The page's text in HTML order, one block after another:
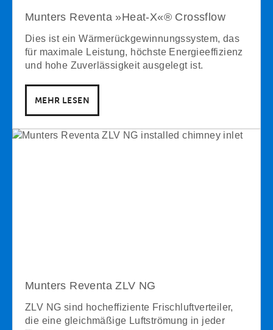
Munters Reventa »Heat-X«® Crossflow
Dies ist ein Wärmerückgewinnungssystem, das
für maximale Leistung, höchste Energieeffizienz
und hohe Zuverlässigkeit ausgelegt ist.
MEHR LESEN
Munters Reventa ZLV NG
ZLV NG sind hocheffiziente Frischluftverteiler,
die eine gleichmäßige Luftströmung in jeder